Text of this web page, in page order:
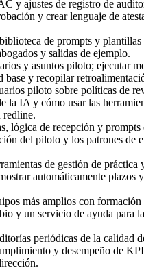
y ajustes de registro de
y crear lenguaje de
de prompts y
y salidas de ejemplo.
y asuntos piloto; ejecutar
base y recopilar
piloto sobre políticas de
la IA y cómo usar las
redline.
lógica de recepción y prompts
del piloto y los patrones de
de gestión de práctica
automáticamente plazos y
más amplios con formación
y un servicio de ayuda para
periódicas de la calidad
y desempeño de